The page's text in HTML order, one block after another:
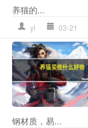
养猫的...
yl 03-21
钢材质，易...